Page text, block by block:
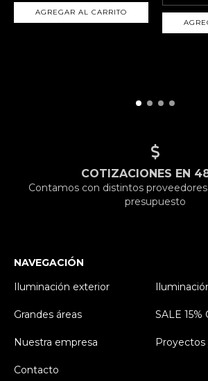
AGREGAR AL CARRITO
COTIZACIONES EN
Contamos con distintos
presupuesto
NAVEGACIÓN
Iluminación exterior
Grandes áreas SALE 15%
Nuestra empresa Proyectos
Contacto